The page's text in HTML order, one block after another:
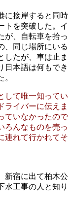
に接岸すると同時
トを突破した。イ
が、自転車を拾っ
、同じ場所にいる
したが、車は止ま
日本語は何もでき
して唯一知ってい
ライバーに伝えま
ていなかったので
ろんなものを売っ
連れて行かれてそ
新宿に出て柏木公
水工事の人と知り